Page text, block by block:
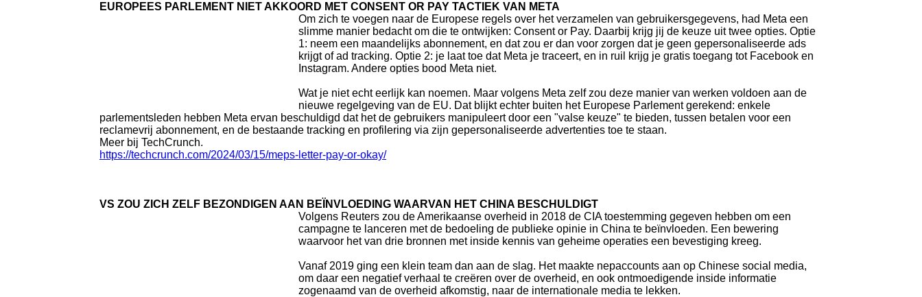
EUROPEES PARLEMENT NIET AKKOORD MET CONSENT OR PAY TACTIEK VAN META
Om zich te voegen naar de Europese regels over het verzamelen van gebruikersgegevens, had Meta een
slimme manier bedacht om die te ontwijken: Consent or Pay. Daarbij krijg jij de keuze uit twee opties. Optie
1: neem een maandelijks abonnement, en dat zou er dan voor zorgen dat je geen gepersonaliseerde ads
krijgt of ad tracking. Optie 2: je laat toe dat Meta je traceert, en in ruil krijg je gratis toegang tot Facebook en
Instagram. Andere opties bood Meta niet.
Wat je niet echt eerlijk kan noemen. Maar volgens Meta zelf zou deze manier van werken voldoen aan de
nieuwe regelgeving van de EU. Dat blijkt echter buiten het Europese Parlement gerekend: enkele
parlementsleden hebben Meta ervan beschuldigd dat het de gebruikers manipuleert door een "valse keuze" te bieden, tussen betalen voor een
reclamevrij abonnement, en de bestaande tracking en profilering via zijn gepersonaliseerde advertenties toe te staan.
Meer bij TechCrunch.
https://techcrunch.com/2024/03/15/meps-letter-pay-or-okay/
VS ZOU ZICH ZELF BEZONDIGEN AAN BEÏNVLOEDING WAARVAN HET CHINA BESCHULDIGT
Volgens Reuters zou de Amerikaanse overheid in 2018 de CIA toestemming gegeven hebben om een
campagne te lanceren met de bedoeling de publieke opinie in China te beïnvloeden. Een bewering
waarvoor het van drie bronnen met inside kennis van geheime operaties een bevestiging kreeg.
Vanaf 2019 ging een klein team dan aan de slag. Het maakte nepaccounts aan op Chinese social media,
om daar een negatief verhaal te creëren over de overheid, en ook ontmoedigende inside informatie
zogenaamd van de overheid afkomstig, naar de internationale media te lekken.